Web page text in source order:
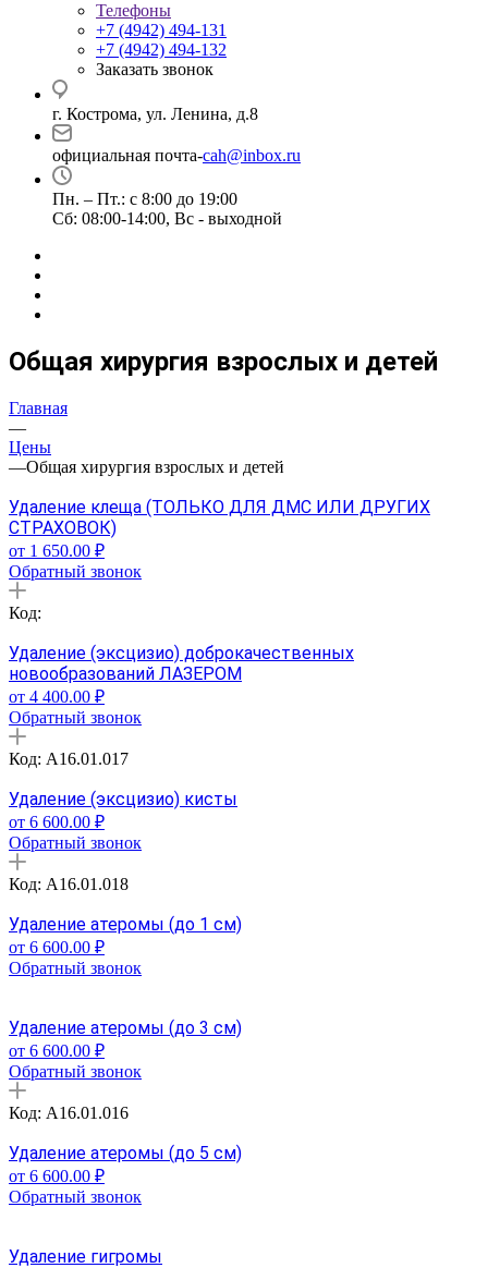
Телефоны
+7 (4942) 494-131
+7 (4942) 494-132
Заказать звонок
г. Кострома, ул. Ленина, д.8
официальная почта-cah@inbox.ru
Пн. – Пт.: с 8:00 до 19:00
Сб: 08:00-14:00, Вс - выходной
Общая хирургия взрослых и детей
Главная
—
Цены
—Общая хирургия взрослых и детей
Удаление клеща (ТОЛЬКО ДЛЯ ДМС ИЛИ ДРУГИХ
СТРАХОВОК)
от 1 650.00 ₽
Обратный звонок
Код:
Удаление (эксцизио) доброкачественных
новообразований ЛАЗЕРОМ
от 4 400.00 ₽
Обратный звонок
Код: A16.01.017
Удаление (эксцизио) кисты
от 6 600.00 ₽
Обратный звонок
Код: A16.01.018
Удаление атеромы (до 1 см)
от 6 600.00 ₽
Обратный звонок
Удаление атеромы (до 3 см)
от 6 600.00 ₽
Обратный звонок
Код: A16.01.016
Удаление атеромы (до 5 см)
от 6 600.00 ₽
Обратный звонок
Удаление гигромы